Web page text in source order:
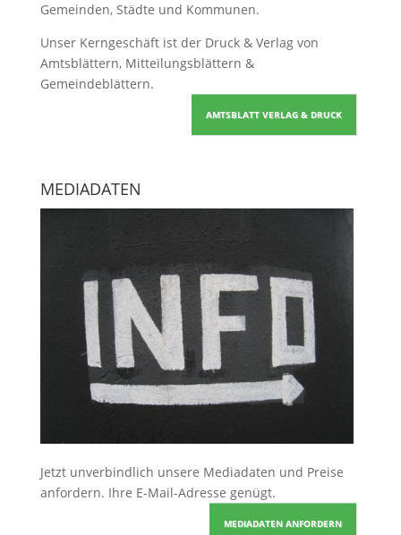
Gemeinden, Städte und Kommunen.
Unser Kerngeschäft ist der Druck & Verlag von
Amtsblättern, Mitteilungsblättern &
Gemeindeblättern.
AMTSBLATT VERLAG & DRUCK
MEDIADATEN
Jetzt unverbindlich unsere Mediadaten und Preise
anfordern. Ihre E-Mail-Adresse genügt.
MEDIADATEN ANFORDERN